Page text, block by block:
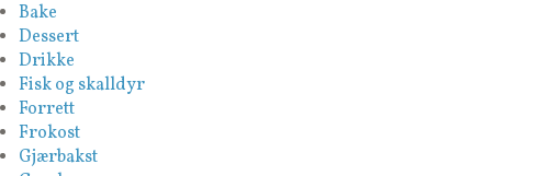
Bake
Dessert
Drikke
Fisk og skalldyr
Forrett
Frokost
Gjærbakst